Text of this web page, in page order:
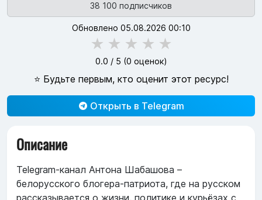
38 100 подписчиков
Обновлено 05.08.2026 00:10
★ ★ ★ ★ ★
0.0 / 5 (0 оценок)
⭐ Будьте первым, кто оценит этот ресурс!
Открыть в Telegram
Описание
Telegram‑канал Антона Шабашова –
белорусского блогера‑патриота, где на русском